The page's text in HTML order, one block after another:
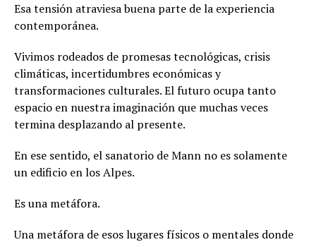
Esa tensión atraviesa buena parte de la experiencia
contemporánea.
Vivimos rodeados de promesas tecnológicas, crisis
climáticas, incertidumbres económicas y
transformaciones culturales. El futuro ocupa tanto
espacio en nuestra imaginación que muchas veces
termina desplazando al presente.
En ese sentido, el sanatorio de Mann no es solamente
un edificio en los Alpes.
Es una metáfora.
Una metáfora de esos lugares físicos o mentales donde